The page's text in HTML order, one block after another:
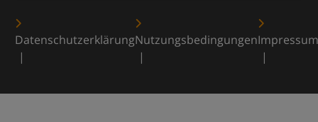
DatenschutzerklärungNutzungsbedingungenImpressum